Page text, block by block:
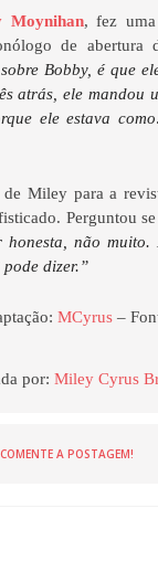
Moynihan, fez
de abertura
Bobby, é que
atrás, ele mandou
ele estava
Miley para a
Perguntou
honesta, não
dizer.”
MCyrus–
por:Miley Cyrus
COMENTE A POSTAGEM!